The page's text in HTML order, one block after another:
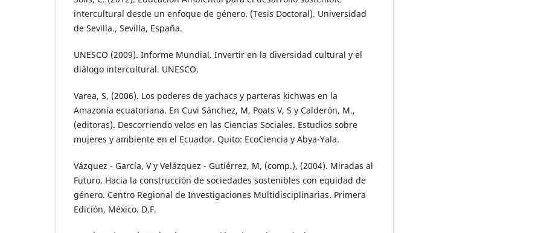
intercultural desde un enfoque de género. (Tesis Doctoral). Universidad
de Sevilla., Sevilla, España.
UNESCO (2009). Informe Mundial. Invertir en la diversidad cultural y el
diálogo intercultural. UNESCO.
Varea, S, (2006). Los poderes de yachacs y parteras kichwas en la
Amazonía ecuatoriana. En Cuvi Sánchez, M, Poats V, S y Calderón, M.,
(editoras). Descorriendo velos en las Ciencias Sociales. Estudios sobre
mujeres y ambiente en el Ecuador. Quito: EcoCiencia y Abya-Yala.
Vázquez - García, V y Velázquez - Gutiérrez, M, (comp.), (2004). Miradas al
Futuro. Hacia la construcción de sociedades sostenibles con equidad de
género. Centro Regional de Investigaciones Multidisciplinarias. Primera
Edición, México. D.F.